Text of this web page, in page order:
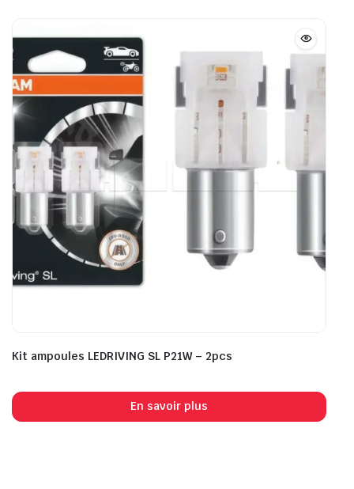
Kit ampoules LEDRIVING SL P21W – 2pcs
En savoir plus